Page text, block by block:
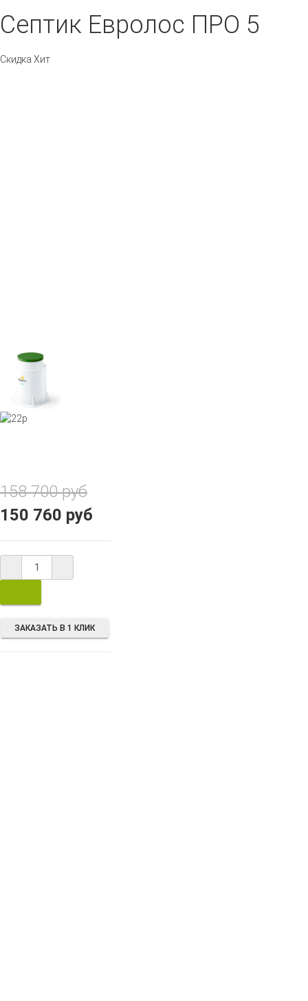
Септик Евролос ПРО 5
Скидка Хит
158 700 руб
150 760 руб
ЗАКАЗАТЬ В 1 КЛИК